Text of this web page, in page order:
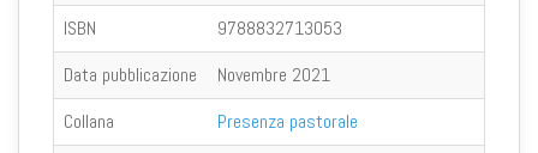
ISBN
9788832713053
Data pubblicazione
Novembre 2021
Collana
Presenza pastorale